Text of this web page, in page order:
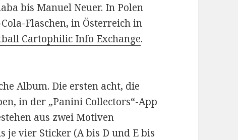
bis Manuel Neuer. In Polen
Flaschen, in Österreich in
Cartophilic Info Exchange.
Album. Die ersten acht, die
in der „Panini Collectors“-App
aus zwei Motiven
je vier Sticker (A bis D und E bis